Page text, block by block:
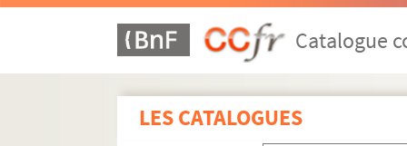
Catalogue
LES CATALOGUES